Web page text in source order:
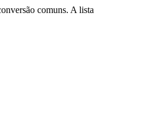
comuns. A lista